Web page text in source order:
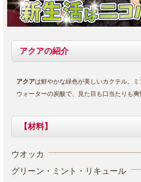
アクアの紹介
アクアは鮮やかな緑色が美しいカクテル。
ウォーターの炭酸で、見た目も口当たりも爽
【材料】
ウオッカ
グリーン・ミント・リキュール